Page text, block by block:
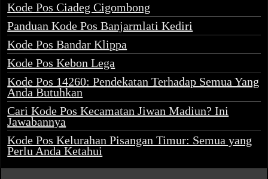
Kode Pos Ciadeg Cigombong
Panduan Kode Pos Banjarmlati Kediri
Kode Pos Bandar Klippa
Kode Pos Kebon Lega
Kode Pos 14260: Pendekatan Terhadap Semua Yang
Anda Butuhkan
Cari Kode Pos Kecamatan Jiwan Madiun? Ini
Jawabannya
Kode Pos Kelurahan Pisangan Timur: Semua yang
Perlu Anda Ketahui